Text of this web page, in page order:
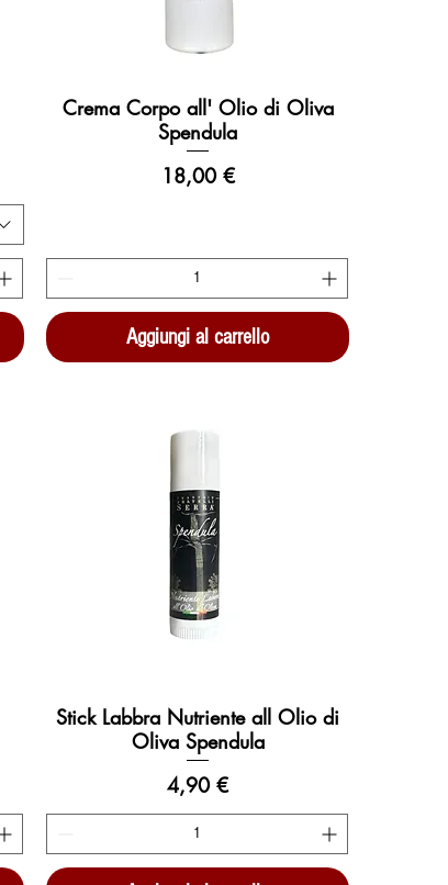
Vista rapida
Crema Corpo all' Olio di Oliva
Spendula
Prezzo
18,00 €
Aggiungi al carrello
Vista rapida
Stick Labbra Nutriente all Olio di
Oliva Spendula
Prezzo
4,90 €